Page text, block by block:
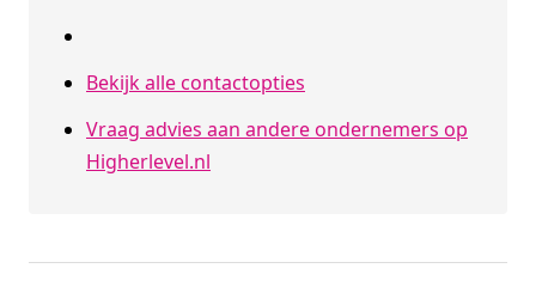
Bekijk alle contactopties
Vraag advies aan andere ondernemers op
Higherlevel.nl